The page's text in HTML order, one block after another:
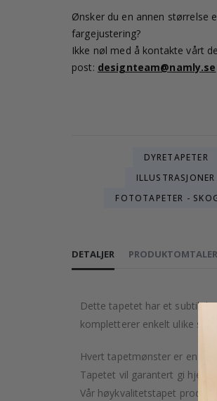
Ønsker du en annen størrelse
fargejustering?
Ikke nøl med å kontakte vårt
post: designteam@namly.se
DYRETAPETER
FOTOTAPETER -
DETALJER
Dette tapetet har et subtilt
kompletterer enkelt ulike
Hvert tapetmønster er en
Tapetet vil garantert gi
Vår høykvalitetstapet
PRODUKTOMTALER